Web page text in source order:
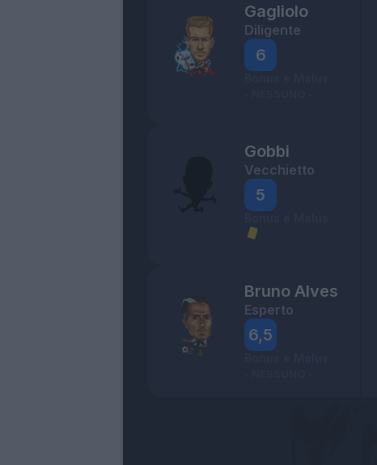
Gagliolo
Diligente
6
Gobbi
Vecchietto
5
Bruno Alves
Esperto
6,5